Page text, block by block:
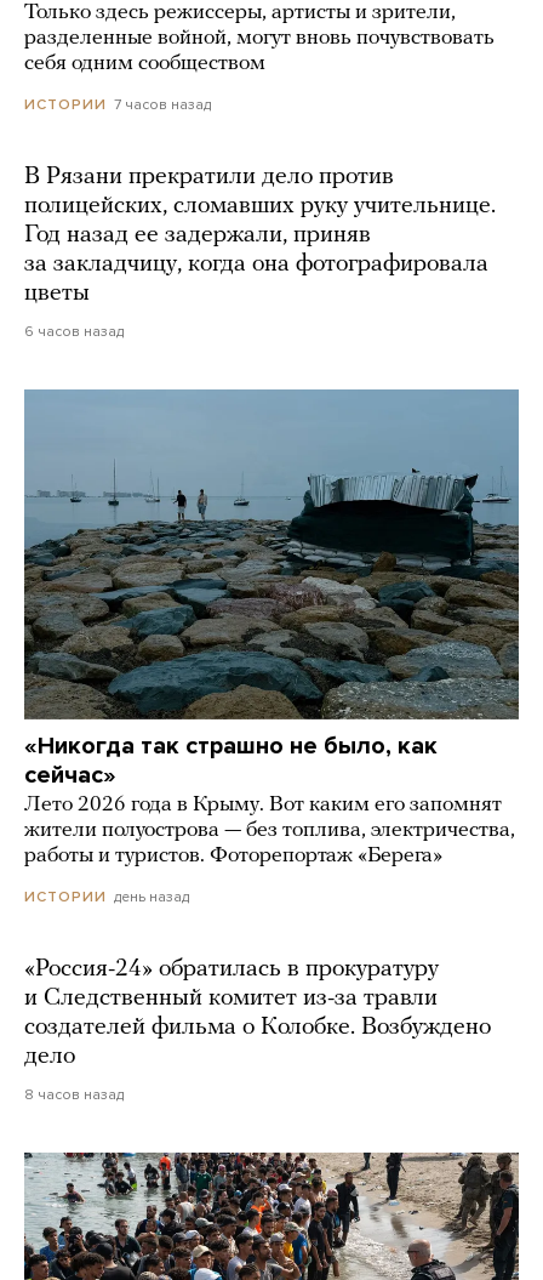
Только здесь режиссеры, артисты и зрители,
разделенные войной, могут вновь почувствовать
себя одним сообществом
ИСТОРИИ 7 часов назад
В Рязани прекратили дело против
полицейских, сломавших руку учительнице.
Год назад ее задержали, приняв
за закладчицу, когда она фотографировала
цветы
6 часов назад
«Никогда так страшно не было, как
сейчас»
Лето 2026 года в Крыму. Вот каким его запомнят
жители полуострова — без топлива, электричества,
работы и туристов. Фоторепортаж «Берега»
ИСТОРИИ день назад
«Россия-24» обратилась в прокуратуру
и Следственный комитет из-за травли
создателей фильма о Колобке. Возбуждено
дело
8 часов назад